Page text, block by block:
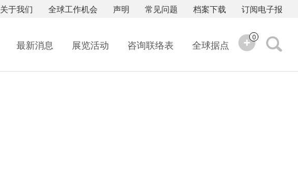
订阅电子报
档案下载
常见问题
声明
全球工作机会
关于我们
最新消息 展览活动 咨询联络表 全球据点
0